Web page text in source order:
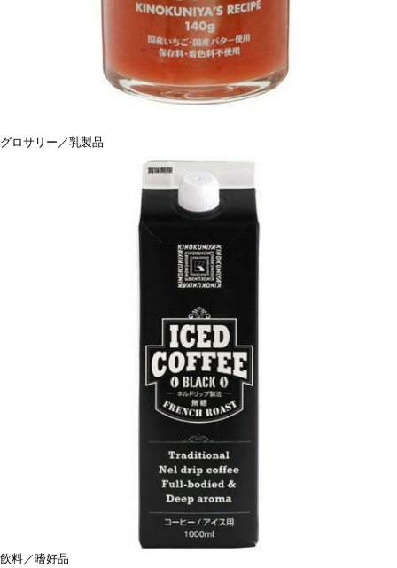
グロサリー／乳製品
飲料／嗜好品